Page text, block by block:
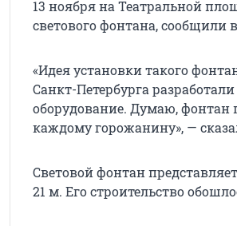
13 ноября на Театральной
светового фонтана, сообщили
«Идея установки такого
Санкт-Петербурга
оборудование. Думаю, фонтан
каждому горожанину», —
Световой фонтан
21 м. Его строительство